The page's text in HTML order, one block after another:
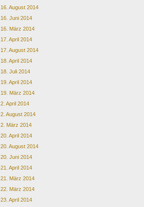
16. August 2014
16. Juni 2014
16. März 2014
17. April 2014
17. August 2014
18. April 2014
18. Juli 2014
19. April 2014
19. März 2014
2. April 2014
2. August 2014
2. März 2014
20. April 2014
20. August 2014
20. Juni 2014
21. April 2014
21. März 2014
22. März 2014
23. April 2014